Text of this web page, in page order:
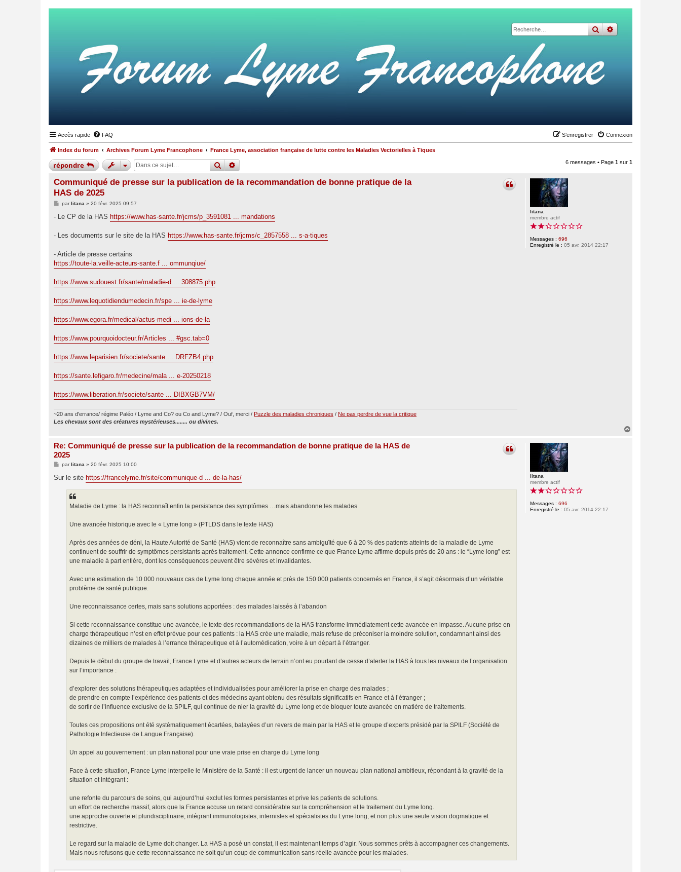
rechercher
recherche
Accès rapide FAQ Connexion
S’enregistrer
Index du forum Archives Forum Lyme Francophone France Lyme, association française de lutte contre les Maladies Vectorielles à Tiques
répondre rechercher
recherche 6 messages • Page 1 sur 1
litana
membre actif
Messages : 696
Enregistré le : 05 avr. 2014 22:17
Communiqué de presse sur la publication de la recommandation de bonne pratique de la
HAS de 2025
M
s
g
e
parlitana » 20 févr. 2025 09:57
- Le CP de la HAS https://www.has-sante.fr/jcms/p_3591081 ... mandations
- Les documents sur le site de la HAS https://www.has-sante.fr/jcms/c_2857558 ... s-a-tiques
- Article de presse certains
https://toute-la.veille-acteurs-sante.f ... ommunqiue/
https://www.sudouest.fr/sante/maladie-d ... 308875.php
https://www.lequotidiendumedecin.fr/spe ... ie-de-lyme
https://www.egora.fr/medical/actus-medi ... ions-de-la
https://www.pourquoidocteur.fr/Articles ... #gsc.tab=0
https://www.leparisien.fr/societe/sante ... DRFZB4.php
https://sante.lefigaro.fr/medecine/mala ... e-20250218
https://www.liberation.fr/societe/sante ... DIBXGB7VM/
~20 ans d'errance/ régime Paléo / Lyme and Co? ou Co and Lyme? / Ouf, merci / Puzzle des maladies chroniques / Ne pas perdre de vue la critique
Les chevaux sont des créatures mystérieuses........ ou divines.
litana
membre actif
Messages : 696
Enregistré le : 05 avr. 2014 22:17
Re: Communiqué de presse sur la publication de la recommandation de bonne pratique de la HAS de
2025
M
s
parlitana» 20 févr. 2025 10:00
Sur le site https://francelyme.fr/site/communique-d ... de-la-has/
Maladie de Lyme : la HAS reconnaît enfin la persistance des symptômes …mais abandonne les malades
Une avancée historique avec le « Lyme long » (PTLDS dans le texte HAS)
Après des années de déni, la Haute Autorité de Santé (HAS) vient de reconnaître sans ambiguïté que 6 à 20 % des patients atteints de la maladie de Lyme
continuent de souffrir de symptômes persistants après traitement. Cette annonce confirme ce que France Lyme affirme depuis près de 20 ans : le “Lyme long” est
une maladie à part entière, dont les conséquences peuvent être sévères et invalidantes.
Avec une estimation de 10 000 nouveaux cas de Lyme long chaque année et près de 150 000 patients concernés en France, il s’agit désormais d’un véritable
problème de santé publique.
Une reconnaissance certes, mais sans solutions apportées : des malades laissés à l’abandon
Si cette reconnaissance constitue une avancée, le texte des recommandations de la HAS transforme immédiatement cette avancée en impasse. Aucune prise en
charge thérapeutique n’est en effet prévue pour ces patients : la HAS crée une maladie, mais refuse de préconiser la moindre solution, condamnant ainsi des
dizaines de milliers de malades à l’errance thérapeutique et à l’automédication, voire à un départ à l’étranger.
Depuis le début du groupe de travail, France Lyme et d’autres acteurs de terrain n’ont eu pourtant de cesse d’alerter la HAS à tous les niveaux de l’organisation
sur l’importance :
d’explorer des solutions thérapeutiques adaptées et individualisées pour améliorer la prise en charge des malades ;
de prendre en compte l’expérience des patients et des médecins ayant obtenu des résultats significatifs en France et à l’étranger ;
de sortir de l’influence exclusive de la SPILF, qui continue de nier la gravité du Lyme long et de bloquer toute avancée en matière de traitements.
Toutes ces propositions ont été systématiquement écartées, balayées d’un revers de main par la HAS et le groupe d’experts présidé par la SPILF (Société de
Pathologie Infectieuse de Langue Française).
Un appel au gouvernement : un plan national pour une vraie prise en charge du Lyme long
Face à cette situation, France Lyme interpelle le Ministère de la Santé : il est urgent de lancer un nouveau plan national ambitieux, répondant à la gravité de la
situation et intégrant :
une refonte du parcours de soins, qui aujourd’hui exclut les formes persistantes et prive les patients de solutions.
un effort de recherche massif, alors que la France accuse un retard considérable sur la compréhension et le traitement du Lyme long.
une approche ouverte et pluridisciplinaire, intégrant immunologistes, internistes et spécialistes du Lyme long, et non plus une seule vision dogmatique et
restrictive.
Le regard sur la maladie de Lyme doit changer. La HAS a posé un constat, il est maintenant temps d’agir. Nous sommes prêts à accompagner ces changements.
Mais nous refusons que cette reconnaissance ne soit qu’un coup de communication sans réelle avancée pour les malades.